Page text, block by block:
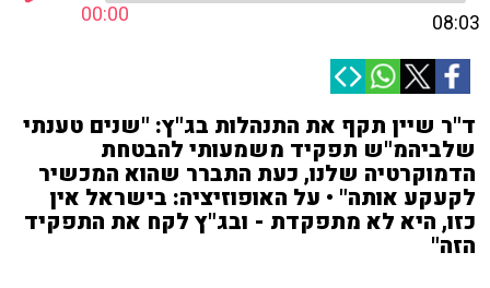
00:00 08:03
ד"ר שיין תקף את התנהלות בג"ץ: "שנים טענתי
שלביהמ"ש תפקיד משמעותי להבטחת
הדמוקרטיה שלנו, כעת התברר שהוא המכשיר
לקעקע אותה" • על האופוזיציה: בישראל אין
כזו, היא לא מתפקדת - ובג"ץ לקח את התפקיד
הזה"